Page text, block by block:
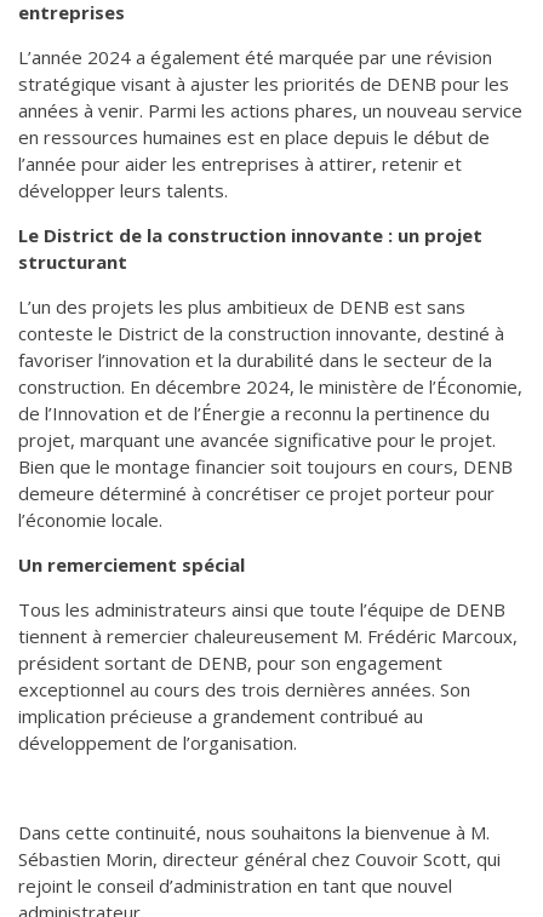
entreprises
L’année 2024 a également été marquée par une révision
stratégique visant à ajuster les priorités de DENB pour les
années à venir. Parmi les actions phares, un nouveau service
en ressources humaines est en place depuis le début de
l’année pour aider les entreprises à attirer, retenir et
développer leurs talents.
Le District de la construction innovante : un projet
structurant
L’un des projets les plus ambitieux de DENB est sans
conteste le District de la construction innovante, destiné à
favoriser l’innovation et la durabilité dans le secteur de la
construction. En décembre 2024, le ministère de l’Économie,
de l’Innovation et de l’Énergie a reconnu la pertinence du
projet, marquant une avancée significative pour le projet.
Bien que le montage financier soit toujours en cours, DENB
demeure déterminé à concrétiser ce projet porteur pour
l’économie locale.
Un remerciement spécial
Tous les administrateurs ainsi que toute l’équipe de DENB
tiennent à remercier chaleureusement M. Frédéric Marcoux,
président sortant de DENB, pour son engagement
exceptionnel au cours des trois dernières années. Son
implication précieuse a grandement contribué au
développement de l’organisation.
Dans cette continuité, nous souhaitons la bienvenue à M.
Sébastien Morin, directeur général chez Couvoir Scott, qui
rejoint le conseil d’administration en tant que nouvel
administrateur.